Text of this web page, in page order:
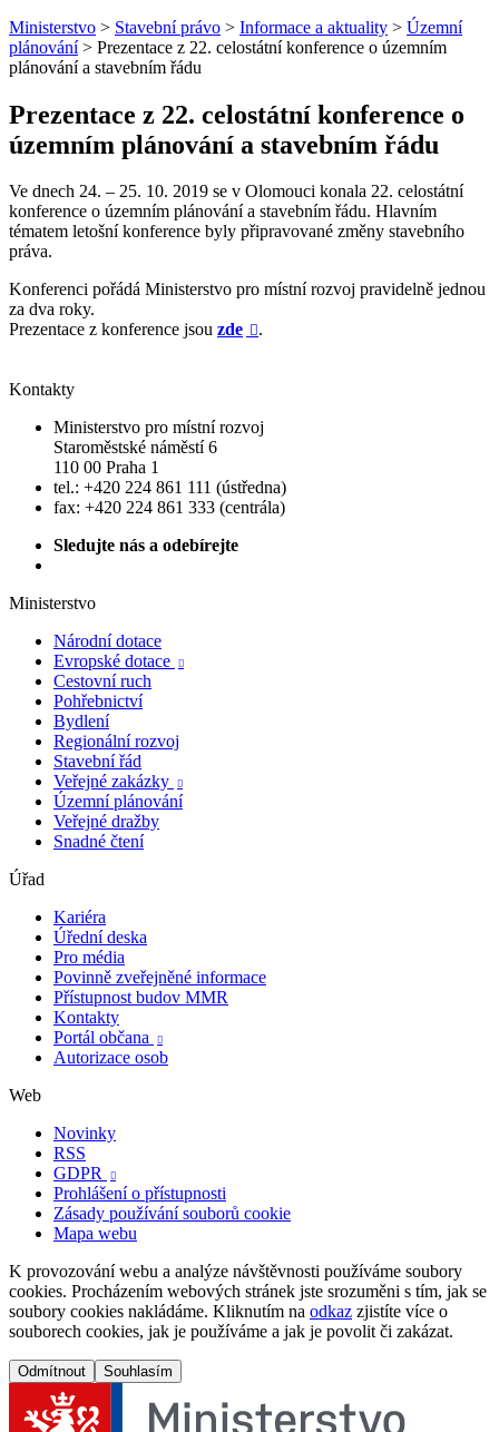
Ministerstvo > Stavební právo > Informace a aktuality > Územní
plánování> Prezentace z 22. celostátní konference o územním
plánování a stavebním řádu
Prezentace z 22. celostátní konference o
územním plánování a stavebním řádu
Ve dnech 24. – 25. 10. 2019 se v Olomouci konala 22. celostátní
konference o územním plánování a stavebním řádu. Hlavním
tématem letošní konference byly připravované změny stavebního
práva.
Konferenci pořádá Ministerstvo pro místní rozvoj pravidelně jednou
za dva roky.
Prezentace z konference jsou zde .
Kontakty
Ministerstvo pro místní rozvoj
Staroměstské náměstí 6
110 00 Praha 1
tel.: +420 224 861 111 (ústředna)
fax: +420 224 861 333 (centrála)
Sledujte nás a odebírejte
Ministerstvo
Národní dotace
Evropské dotace

Cestovní ruch
Pohřebnictví
Bydlení
Regionální rozvoj
Stavební řád
Veřejné zakázky

Územní plánování
Veřejné dražby
Snadné čtení
Úřad
Kariéra
Úřední deska
Pro média
Povinně zveřejněné informace
Přístupnost budov MMR
Kontakty
Portál občana

Autorizace osob
Web
Novinky
RSS
GDPR

Prohlášení o přístupnosti
Zásady používání souborů cookie
Mapa webu
K provozování webu a analýze návštěvnosti používáme soubory
cookies. Procházením webových stránek jste srozuměni s tím, jak se
soubory cookies nakládáme. Kliknutím na odkaz zjistíte více o
souborech cookies, jak je používáme a jak je povolit či zakázat.
Odmítnout Souhlasím